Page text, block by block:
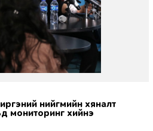
мониторинг хийнэ